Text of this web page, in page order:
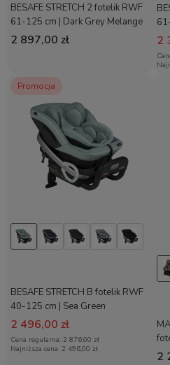
BESAFE STRETCH 2 fotelik RWF
61-125 cm | Dark Grey Melange
2 897,00 zł 2
BESAFE STRETCH B fotelik RWF
40-125 cm | Sea Green
2 496,00 zł
Cena regularna: 2 876,00 zł
Najniższa cena: 2 496,00 zł
Promocja
2